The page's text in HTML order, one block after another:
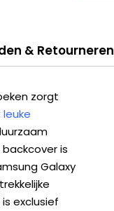
& Retourneren
zorgt
leuke
is
Galaxy
exclusief